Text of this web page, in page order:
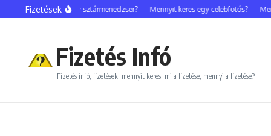
Ugrás a tartalomhoz
Fizetések
Mennyit keres egy sztármenedzser? Mennyit keres egy celebfotós?
Fizetés Infó
Fizetés infó, fizetések, mennyit keres, mi a fizetése, mennyi a fizetése?